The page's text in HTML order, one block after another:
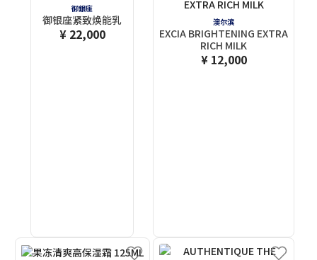
御銀座
御银座紧致焕能乳
¥ 22,000
澳尔滨
EXCIA BRIGHTENING EXTRA
RICH MILK
¥ 12,000